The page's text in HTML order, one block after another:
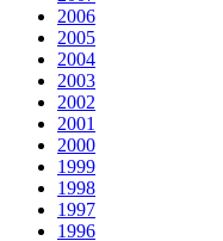
2006
2005
2004
2003
2002
2001
2000
1999
1998
1997
1996